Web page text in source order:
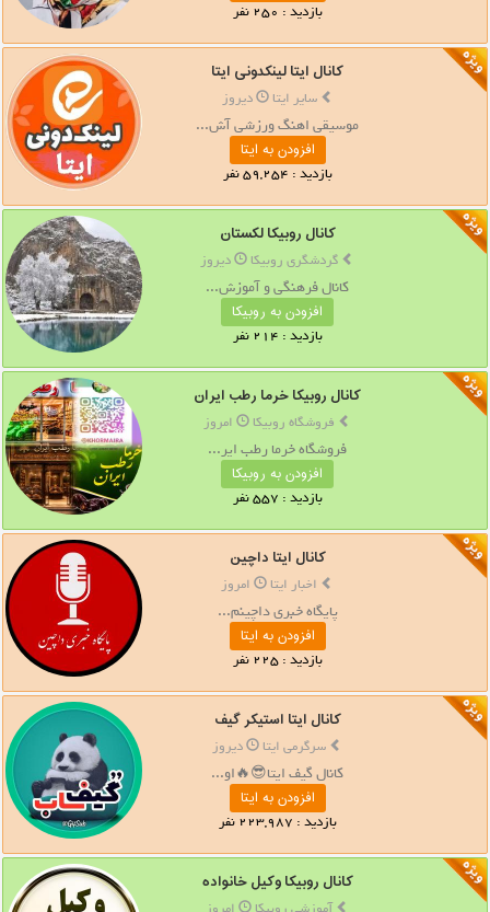
بازدید : 250 نفر
کانال ایتا لینکدونی ایتا
سایر ایتا دیروز
موسیقی اهنگ ورزشی آش...
افزودن به ایتا
بازدید : 59,254 نفر
کانال روبیکا لکستان
گردشگری روبیکا دیروز
کانال فرهنگی و آموزش...
افزودن به روبیکا
بازدید : 214 نفر
کانال روبیکا خرما رطب ایران
فروشگاه روبیکا امروز
فروشگاه خرما رطب ایر...
افزودن به روبیکا
بازدید : 557 نفر
کانال ایتا داچین
اخبار ایتا امروز
پایگاه خبری داچینم...
افزودن به ایتا
بازدید : 225 نفر
کانال ایتا استیکر گیف
سرگرمی ایتا دیروز
کانال گیف ایتا😎🔥او...
افزودن به ایتا
بازدید : 223,987 نفر
کانال روبیکا وکیل خانواده